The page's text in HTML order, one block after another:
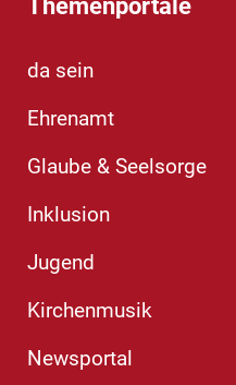
Themenportale
da sein
Ehrenamt
Glaube & Seelsorge
Inklusion
Jugend
Kirchenmusik
Newsportal